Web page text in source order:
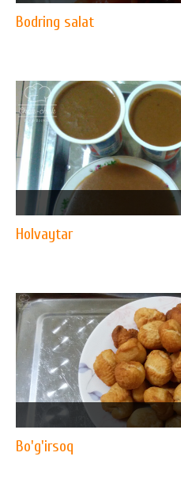
Bodring salat
Holvaytar
Bo'g'irsoq